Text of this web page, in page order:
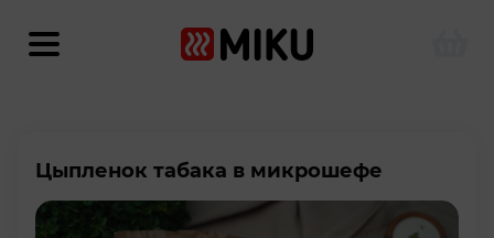
Цыпленок табака в микрошефе